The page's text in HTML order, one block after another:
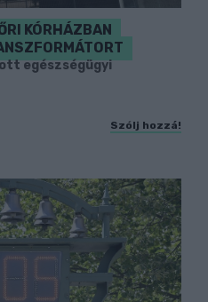
KÓRHÁZBAN
egészségügyi
Szólj hozzá!